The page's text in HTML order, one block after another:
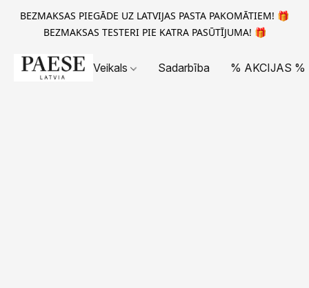
BEZMAKSAS PIEGĀDE UZ LATVIJAS PASTA PAKOMĀTIEM! 🎁
BEZMAKSAS TESTERI PIE KATRA PASŪTĪJUMA! 🎁
Veikals Sadarbība % AKCIJAS %